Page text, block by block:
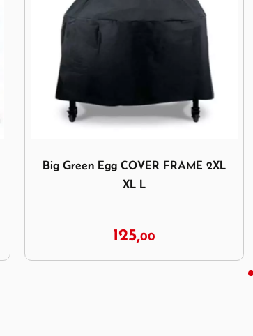
The Bastard Cast Iron Care Spray
600ml
18,95